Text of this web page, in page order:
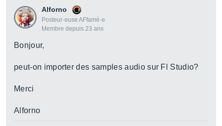
Alforno
Posteur·euse AFfamé·e
Membre depuis 23 ans
Bonjour,
peut-on importer des samples audio sur Fl Studio?
Merci
Alforno